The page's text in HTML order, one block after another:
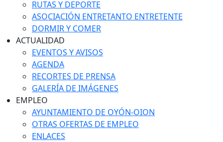
RUTAS Y DEPORTE
ASOCIACIÓN ENTRETANTO ENTRETENTE
DORMIR Y COMER
ACTUALIDAD
EVENTOS Y AVISOS
AGENDA
RECORTES DE PRENSA
GALERÍA DE IMÁGENES
EMPLEO
AYUNTAMIENTO DE OYÓN-OION
OTRAS OFERTAS DE EMPLEO
ENLACES